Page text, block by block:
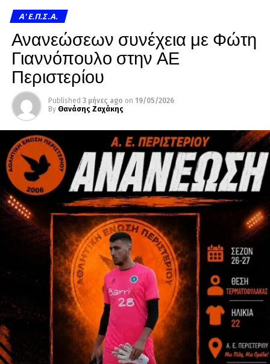
A' Ε.Π.Σ.Α.
Ανανεώσεων συνέχεια με Φώτη
Γιαννόπουλο στην ΑΕ
Περιστερίου
Published 3 μήνες ago on 19/05/2026
By Θανάσης Ζαχάκης